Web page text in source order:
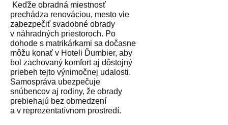
Keďže obradná miestnosť
prechádza renováciou, mesto vie
zabezpečiť svadobné obrady
v náhradných priestoroch. Po
dohode s matrikárkami sa dočasne
môžu konať v Hoteli Ďumbier, aby
bol zachovaný komfort aj dôstojný
priebeh tejto výnimočnej udalosti.
Samospráva ubezpečuje
snúbencov aj rodiny, že obrady
prebiehajú bez obmedzení
a v reprezentatívnom prostredí.